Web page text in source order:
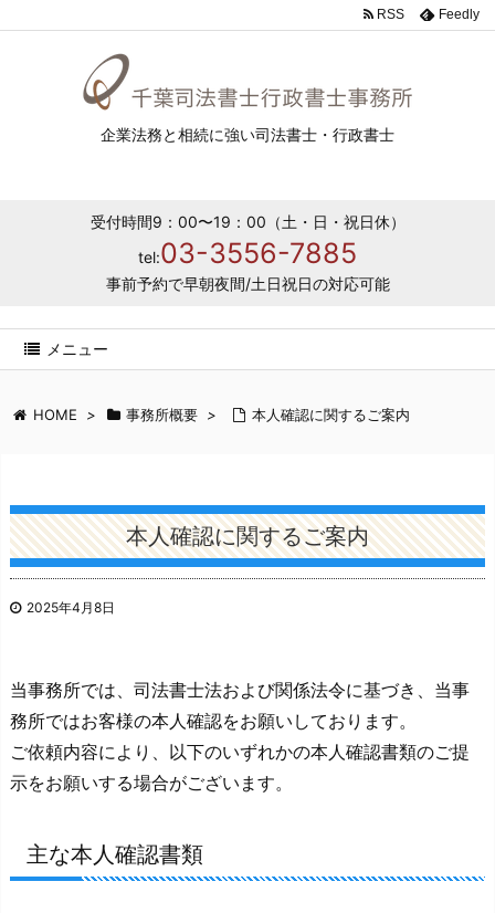
企業法務と相続に強い司法書士・行政書士
受付時間9：00〜19：00（土・日・祝日休）
tel:03-3556-7885
事前予約で早朝夜間/土日祝日の対応可能
メニュー
RSS Feedly
HOME > 事務所概要 > 本人確認に関するご案内
本人確認に関するご案内
2025年4月8日
当事務所では、司法書士法および関係法令に基づき、当事
務所ではお客様の本人確認をお願いしております。
ご依頼内容により、以下のいずれかの本人確認書類のご提
示をお願いする場合がございます。
主な本人確認書類